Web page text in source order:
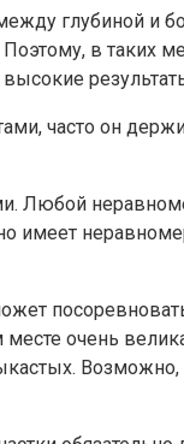
глубиной и
в таких
часто он
Любой
месте очень